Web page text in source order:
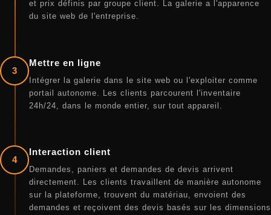
et prix définis par groupe client. La galerie a l'apparence
du site web de l'entreprise.
3
Mettre en ligne
Intégrer la galerie dans le site web ou l'exploiter comme
portail autonome. Les clients parcourent l'inventaire
24h/24, dans le monde entier, sur tout appareil.
4
Interaction client
Demandes, paniers et demandes de devis arrivent
directement. Les clients travaillent de manière autonome
sur la plateforme, trouvent du matériau, envoient des
demandes et reçoivent des devis basés sur les dimensions